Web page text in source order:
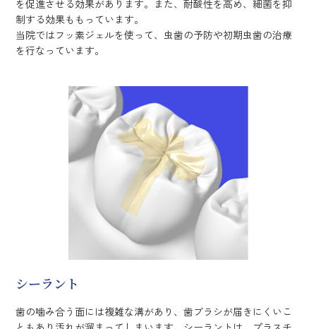
を促進させる効果があります。また、耐酸性を高め、細菌を抑
制する効果ももっています。
当院ではフッ素ジェルを使って、虫歯の予防や初期虫歯の治療
を行なっています。
シーラント
歯の噛み合う面には複雑な溝があり、歯ブラシが届きにくいこ